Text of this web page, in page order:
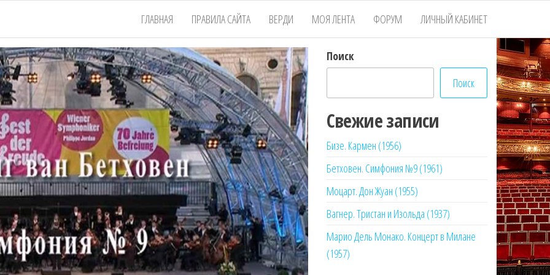
ГЛАВНАЯ ПРАВИЛА САЙТА ВЕРДИ МОЯ ЛЕНТА ФОРУМ ЛИЧНЫЙ КАБИНЕТ
Поиск
Поиск
Свежие записи
Бизе. Кармен (1956)
Бетховен. Симфония №9 (1961)
Моцарт. Дон Жуан (1955)
Вагнер. Тристан и Изольда (1937)
Марио Дель Монако. Концерт в Милане
(1957)